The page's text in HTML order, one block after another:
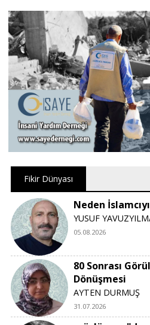
Fikir Dünyası
Neden
YUSUF
05.08.2026
80 Sonrası
Dönüşmesi
AYTEN DURMUŞ
31.07.2026